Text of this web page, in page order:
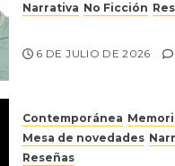
Narrativa No Ficción
6 DE JULIO DE 2026
Contemporánea
Mesa de novedades
Reseñas